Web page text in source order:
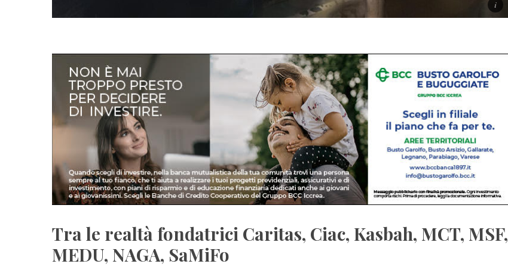
Tra le realtà fondatrici Caritas, Ciac, Kasbah, MCT, MSF,
MEDU, NAGA, SaMiFo